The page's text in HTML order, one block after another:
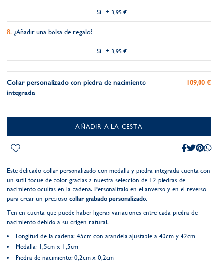
Sí + 3,95 €
¿Añadir una bolsa de regalo?
Sí + 3,95 €
Collar personalizado con piedra de nacimiento
integrada
109,00 €
AÑADIR A LA CESTA
Este delicado collar personalizado con medalla y piedra integrada cuenta con
un sutil toque de color gracias a nuestra selección de 12 piedras de
nacimiento ocultas en la cadena. Personalízalo en el anverso y en el reverso
para crear un precioso collar grabado personalizado.
Ten en cuenta que puede haber ligeras variaciones entre cada piedra de
nacimiento debido a su origen natural.
Longitud de la cadena: 45cm con arandela ajustable a 40cm y 42cm
Medalla: 1,5cm x 1,5cm
Piedra de nacimiento: 0,2cm x 0,2cm